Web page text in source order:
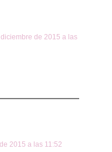
de 2015 a las
2015 a las 11:52